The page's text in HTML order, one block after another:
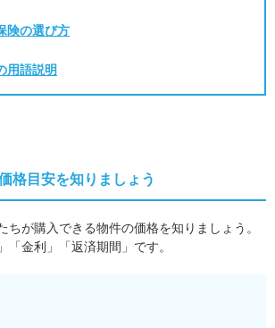
険の選び方
用語説明
格目安を知りましょう
ちが購入できる物件の価格を知りましょう。
「金利」「返済期間」です。